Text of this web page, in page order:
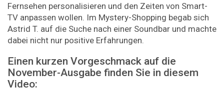
Fernsehen personalisieren und den Zeiten von Smart-
TV anpassen wollen. Im Mystery-Shopping begab sich
Astrid T. auf die Suche nach einer Soundbar und machte
dabei nicht nur positive Erfahrungen.
Einen kurzen Vorgeschmack auf die
November-Ausgabe finden Sie in diesem
Video: